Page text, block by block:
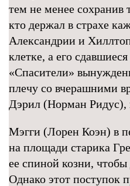
тем не менее сохранив
кто держал в страхе
Александрии и
клетке, а его
«Спасители»
плечу со вчерашними
Дэрил (Норман Ридус),
Мэгги (Лорен Коэн) в
на площади старика
ее спиной козни,
Однако этот поступок